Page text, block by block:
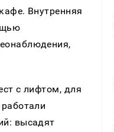
Внутренняя
с лифтом, для
высадят